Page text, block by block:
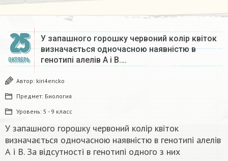
25
ОКТЯБРЬ
У запашного горошку червоний колір квіток
визначається одночасною наявністю в
генотипі алелів А і В….
Автор: kiri4encko
Предмет: Биология
Уровень: 5 - 9 класс
У запашного горошку червоний колір квіток
визначається одночасною наявністю в генотипі алелів
А і В. За відсутності в генотипі одного з них